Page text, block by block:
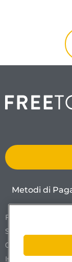
Metodi di
Free To X –
Sede Legale Via
00154 Roma
Iscrizione al REA n.